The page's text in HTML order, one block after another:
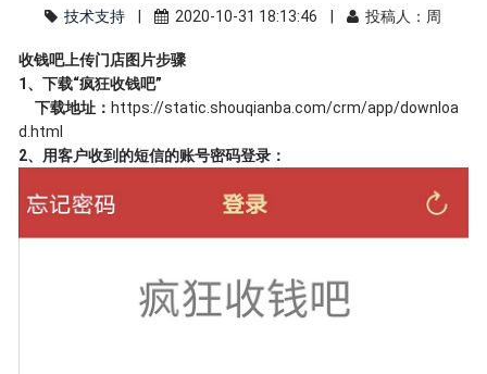
技术支持 | 2020-10-31 18:13:46 | 投稿人：周
收钱吧上传门店图片步骤
1、下载“疯狂收钱吧”
下载地址： https://static.shouqianba.com/crm/app/downloa
d.html
2、用客户收到的短信的账号密码登录：